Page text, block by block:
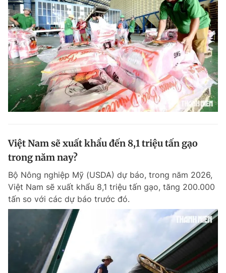
Việt Nam sẽ xuất khẩu đến 8,1 triệu tấn gạo
trong năm nay?
Bộ Nông nghiệp Mỹ (USDA) dự báo, trong năm 2026,
Việt Nam sẽ xuất khẩu 8,1 triệu tấn gạo, tăng 200.000
tấn so với các dự báo trước đó.